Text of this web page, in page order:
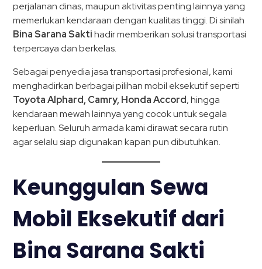
perjalanan dinas, maupun aktivitas penting lainnya yang
memerlukan kendaraan dengan kualitas tinggi. Di sinilah
Bina Sarana Saktihadir memberikan solusi transportasi
terpercaya dan berkelas.
Sebagai penyedia jasa transportasi profesional, kami
menghadirkan berbagai pilihan mobil eksekutif seperti
Toyota Alphard, Camry, Honda Accord, hingga
kendaraan mewah lainnya yang cocok untuk segala
keperluan. Seluruh armada kami dirawat secara rutin
agar selalu siap digunakan kapan pun dibutuhkan.
Keunggulan Sewa
Mobil Eksekutif dari
Bina Sarana Sakti